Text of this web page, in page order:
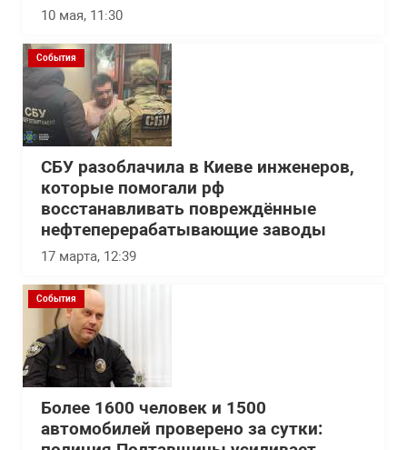
10 мая, 11:30
События
СБУ разоблачила в Киеве инженеров,
которые помогали рф
восстанавливать повреждённые
нефтеперерабатывающие заводы
17 марта, 12:39
События
Более 1600 человек и 1500
автомобилей проверено за сутки: